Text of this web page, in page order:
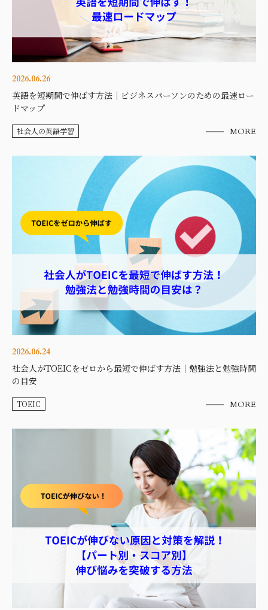
2026.06.26
英語を短期間で伸ばす方法｜ビジネスパーソンのための最速ロー
ドマップ
社会人の英語学習 MORE
2026.06.24
社会人がTOEICをゼロから最短で伸ばす方法｜勉強法と勉強時間
の目安
TOEIC MORE